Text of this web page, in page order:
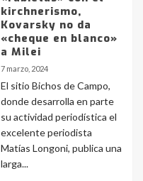
kirchnerismo,
Kovarsky no da
«cheque en blanco»
a Milei
7 marzo, 2024
El sitio Bichos de Campo,
donde desarrolla en parte
su actividad periodística el
excelente periodista
Matías Longoni, publica una
larga...